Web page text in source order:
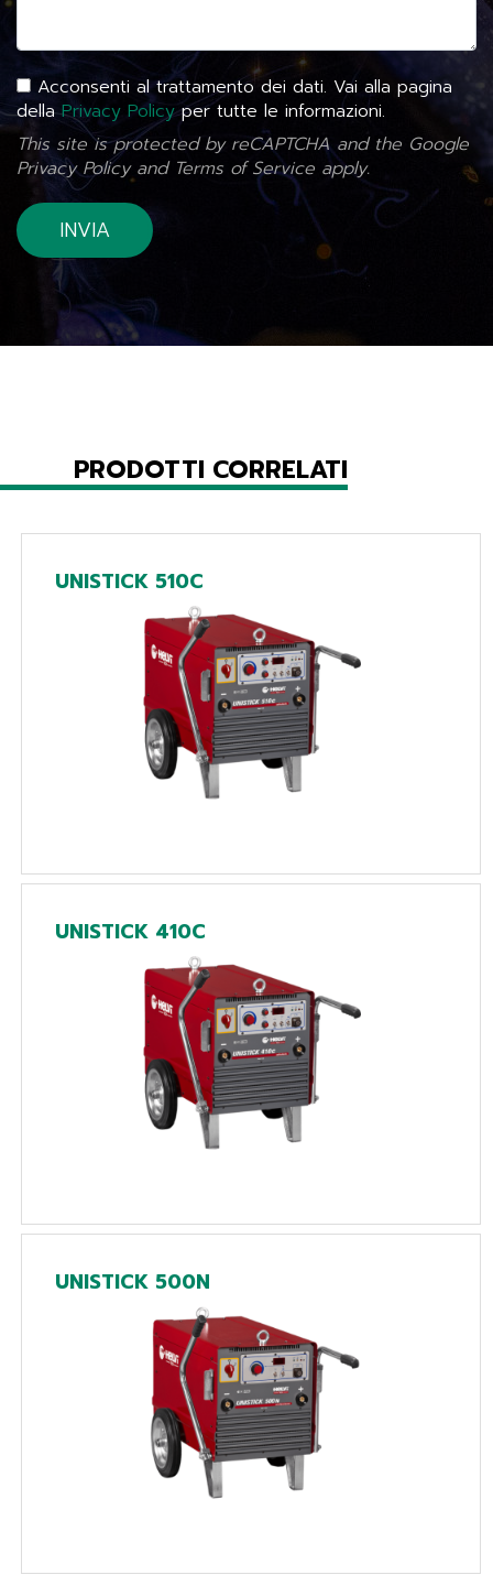
Acconsenti al trattamento dei dati. Vai alla pagina
dellaPrivacy Policyper tutte le informazioni.
This site is protected by reCAPTCHA and the Google
Privacy Policyand Terms of Service apply.
PRODOTTI CORRELATI
UNISTICK 510C
UNISTICK 410C
UNISTICK 500N